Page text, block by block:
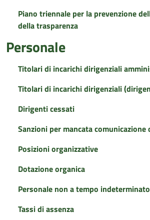
Piano triennale per la prevenzione
della trasparenza
Personale
Titolari di incarichi dirigenziali
Titolari di incarichi dirigenziali
Dirigenti cessati
Sanzioni per mancata comunicazione
Posizioni organizzative
Dotazione organica
Personale non a tempo indeterminato
Tassi di assenza